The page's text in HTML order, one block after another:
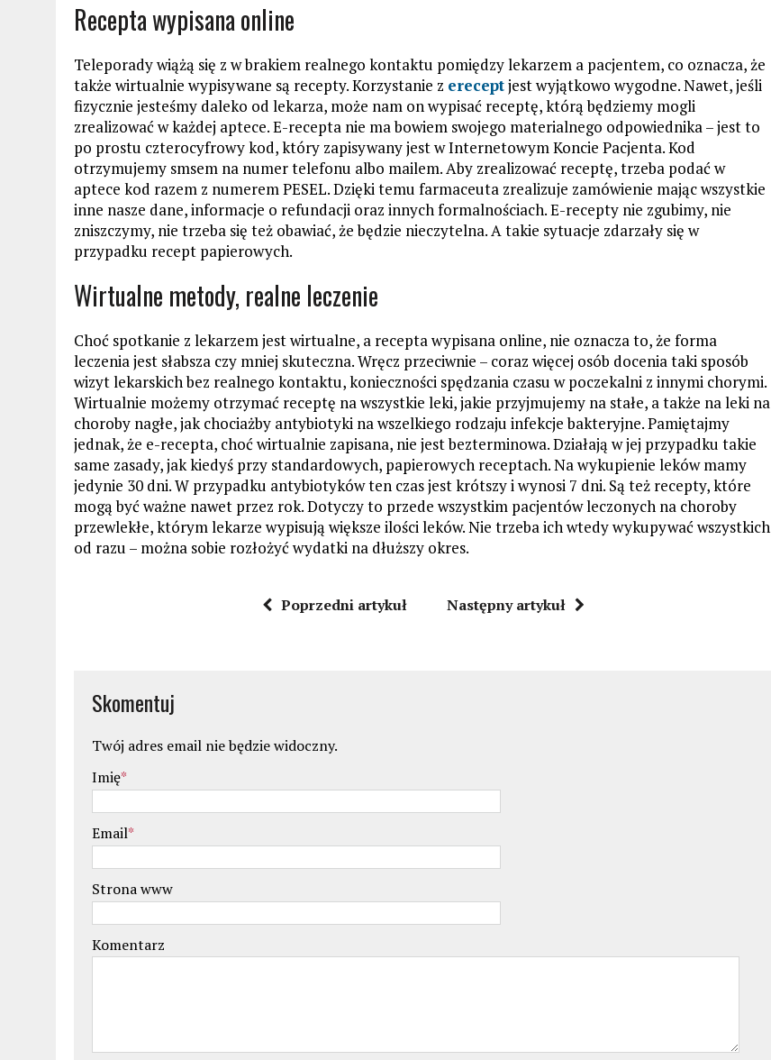
Recepta wypisana online
Teleporady wiążą się z w brakiem realnego kontaktu pomiędzy lekarzem a pacjentem, co oznacza, że
także wirtualnie wypisywane są recepty. Korzystanie z ereceptjest wyjątkowo wygodne. Nawet, jeśli
fizycznie jesteśmy daleko od lekarza, może nam on wypisać receptę, którą będziemy mogli
zrealizować w każdej aptece. E-recepta nie ma bowiem swojego materialnego odpowiednika – jest to
po prostu czterocyfrowy kod, który zapisywany jest w Internetowym Koncie Pacjenta. Kod
otrzymujemy smsem na numer telefonu albo mailem. Aby zrealizować receptę, trzeba podać w
aptece kod razem z numerem PESEL. Dzięki temu farmaceuta zrealizuje zamówienie mając wszystkie
inne nasze dane, informacje o refundacji oraz innych formalnościach. E-recepty nie zgubimy, nie
zniszczymy, nie trzeba się też obawiać, że będzie nieczytelna. A takie sytuacje zdarzały się w
przypadku recept papierowych.
Wirtualne metody, realne leczenie
Choć spotkanie z lekarzem jest wirtualne, a recepta wypisana online, nie oznacza to, że forma
leczenia jest słabsza czy mniej skuteczna. Wręcz przeciwnie – coraz więcej osób docenia taki sposób
wizyt lekarskich bez realnego kontaktu, konieczności spędzania czasu w poczekalni z innymi chorymi.
Wirtualnie możemy otrzymać receptę na wszystkie leki, jakie przyjmujemy na stałe, a także na leki na
choroby nagłe, jak chociażby antybiotyki na wszelkiego rodzaju infekcje bakteryjne. Pamiętajmy
jednak, że e-recepta, choć wirtualnie zapisana, nie jest bezterminowa. Działają w jej przypadku takie
same zasady, jak kiedyś przy standardowych, papierowych receptach. Na wykupienie leków mamy
jedynie 30 dni. W przypadku antybiotyków ten czas jest krótszy i wynosi 7 dni. Są też recepty, które
mogą być ważne nawet przez rok. Dotyczy to przede wszystkim pacjentów leczonych na choroby
przewlekłe, którym lekarze wypisują większe ilości leków. Nie trzeba ich wtedy wykupywać wszystkich
od razu – można sobie rozłożyć wydatki na dłuższy okres.
Poprzedni artykuł Następny artykuł
Skomentuj
Twój adres email nie będzie widoczny.
Imię*
Email*
Strona www
Komentarz